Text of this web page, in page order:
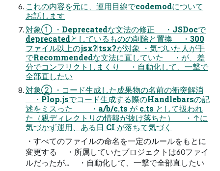
これの内容を元に、運用目線でcodemodについて
お話します
対象① ・Deprecatedな文法の修正 ・JSDocで
deprecatedとしているものの削除と置換 ・300
ファイル以上のjsx?|tsx?が対象 ・気づいた人が手
でRecommendedな文法に直していた ・が、差
分でコンフリクトしまくり ・自動化して、一撃で
全部直したい
対象② ・コード生成した成果物の名前の衝突解消
・Plop.jsでコード生成する際のHandlebarsの記
述をミスった ・a/b/c.ts が c.ts として扱われ
た（親ディレクトリの情報が抜け落ちた） ・↑に
気づかず運用、ある日 CI が落ちて気づく
・すべてのファイルの命名を一定のルールをもとに
変更する ・所属していたプロジェクトは60ファイ
ルだったが... ・自動化して、一撃で全部直したい